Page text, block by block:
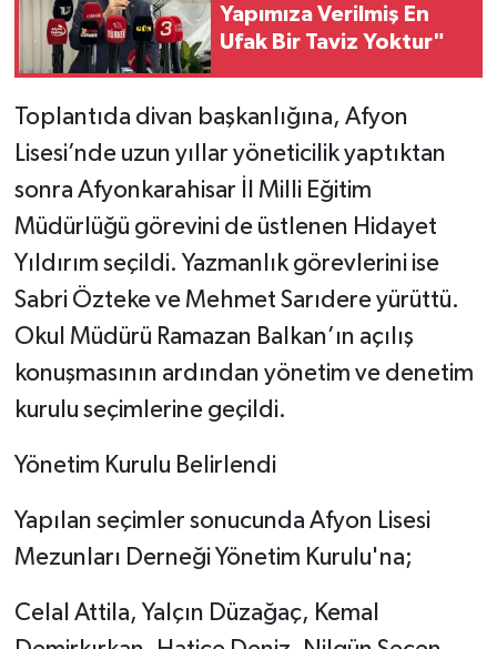
Yapımıza Verilmiş En
Ufak Bir Taviz Yoktur"
Toplantıda divan başkanlığına, Afyon
Lisesi’nde uzun yıllar yöneticilik yaptıktan
sonra Afyonkarahisar İl Milli Eğitim
Müdürlüğü görevini de üstlenen Hidayet
Yıldırım seçildi. Yazmanlık görevlerini ise
Sabri Özteke ve Mehmet Sarıdere yürüttü.
Okul Müdürü Ramazan Balkan’ın açılış
konuşmasının ardından yönetim ve denetim
kurulu seçimlerine geçildi.
Yönetim Kurulu Belirlendi
Yapılan seçimler sonucunda Afyon Lisesi
Mezunları Derneği Yönetim Kurulu'na;
Celal Attila, Yalçın Düzağaç, Kemal